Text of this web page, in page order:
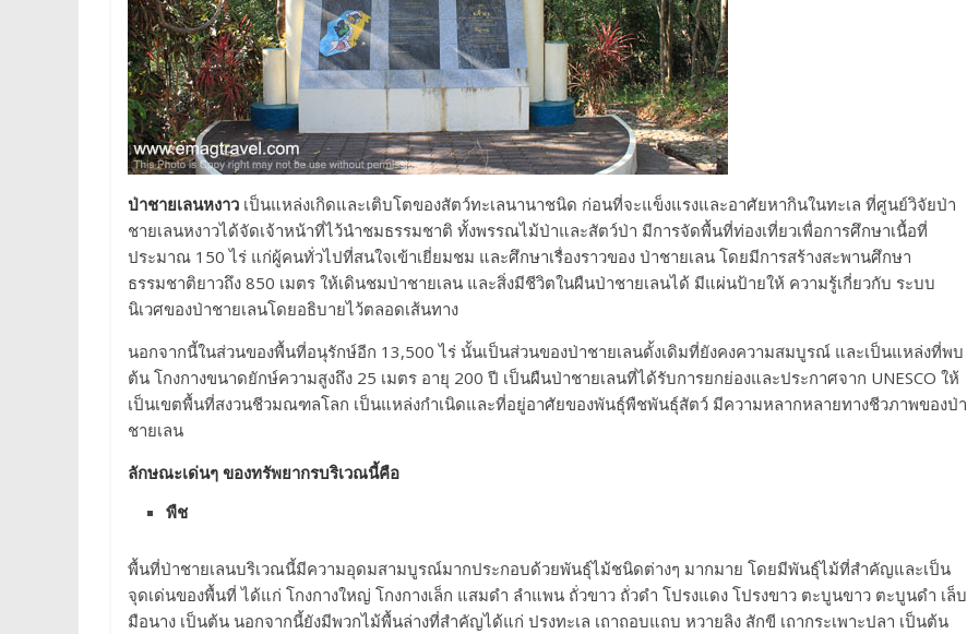
ป่าชายเลนหงาว เป็นแหล่งเกิดและเติบโตของสัตว์ทะเลนานาชนิด ก่อนที่จะแข็งแรงและอาศัยหากินในทะเล ที่ศูนย์วิจัยป่า
ชายเลนหงาวได้จัดเจ้าหน้าที่ไว้นำชมธรรมชาติ ทั้งพรรณไม้ป่าและสัตว์ป่า มีการจัดพื้นที่ท่องเที่ยวเพื่อการศึกษาเนื้อที่
ประมาณ 150 ไร่ แก่ผู้คนทั่วไปที่สนใจเข้าเยี่ยมชม และศึกษาเรื่องราวของ ป่าชายเลน โดยมีการสร้างสะพานศึกษา
ธรรมชาติยาวถึง 850 เมตร ให้เดินชมป่าชายเลน และสิ่งมีชีวิตในผืนป่าชายเลนได้ มีแผ่นป้ายให้ ความรู้เกี่ยวกับ ระบบ
นิเวศของป่าชายเลนโดยอธิบายไว้ตลอดเส้นทาง
นอกจากนี้ในส่วนของพื้นที่อนุรักษ์อีก 13,500 ไร่ นั้นเป็นส่วนของป่าชายเลนดั้งเดิมที่ยังคงความสมบูรณ์ และเป็นแหล่งที่พบ
ต้น โกงกางขนาดยักษ์ความสูงถึง 25 เมตร อายุ 200 ปี เป็นผืนป่าชายเลนที่ได้รับการยกย่องและประกาศจาก UNESCO ให้
เป็นเขตพื้นที่สงวนชีวมณฑลโลก เป็นแหล่งกำเนิดและที่อยู่อาศัยของพันธุ์พืชพันธุ์สัตว์ มีความหลากหลายทางชีวภาพของป่า
ชายเลน
ลักษณะเด่นๆ ของทรัพยากรบริเวณนี้คือ
พืช
พื้นที่ป่าชายเลนบริเวณนี้มีความอุดมสามบูรณ์มากประกอบด้วยพันธุ์ไม้ชนิดต่างๆ มากมาย โดยมีพันธุ์ไม้ที่สำคัญและเป็น
จุดเด่นของพื้นที่ ได้แก่ โกงกางใหญ่ โกงกางเล็ก แสมดำ ลำแพน ถั่วขาว ถั่วดำ โปรงแดง โปรงขาว ตะบูนขาว ตะบูนดำ เล็บ
มือนาง เป็นต้น นอกจากนี้ยังมีพวกไม้พื้นล่างที่สำคัญได้แก่ ปรงทะเล เถาถอบแถบ หวายลิง สักขี เถากระเพาะปลา เป็นต้น